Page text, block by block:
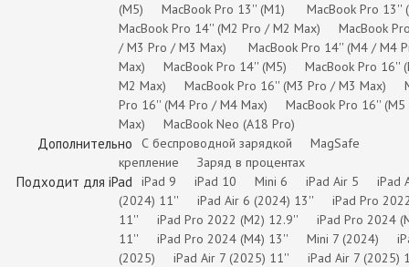
(M5)
MacBook Pro 13'' (M1)
MacBook Pro 13''
MacBook Pro 14'' (M2 Pro / M2 Max)
MacBook
/ M3 Pro / M3 Max)
MacBook Pro 14'' (M4 / M4
Max)
MacBook Pro 14'' (M5)
MacBook Pro 16''
M2 Max)
MacBook Pro 16'' (M3 Pro / M3 Max)
Pro 16'' (M4 Pro / M4 Max)
MacBook Pro 16''
Max)
MacBook Neo (A18 Pro)
Дополнительно С беспроводной зарядкой
MagSafe
крепление
Заряд в процентах
Подходит для iPad iPad 9 iPad 10 Mini 6 iPad Air 5
iPad
(2024) 11''
iPad Air 6 (2024) 13''
iPad Pro
11''
iPad Pro 2022 (M2) 12.9''
iPad Pro 2024
11''
iPad Pro 2024 (M4) 13'' Mini 7 (2024)
(2025)
iPad Air 7 (2025) 11''
iPad Air 7 (2025)